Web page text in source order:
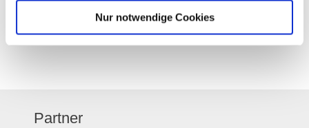
Nur notwendige Cookies
Partner